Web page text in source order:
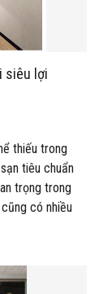
siêu lợi
thiếu trong
tiêu chuẩn
trọng trong
có nhiều
chỉ bàn đến
dụng, được